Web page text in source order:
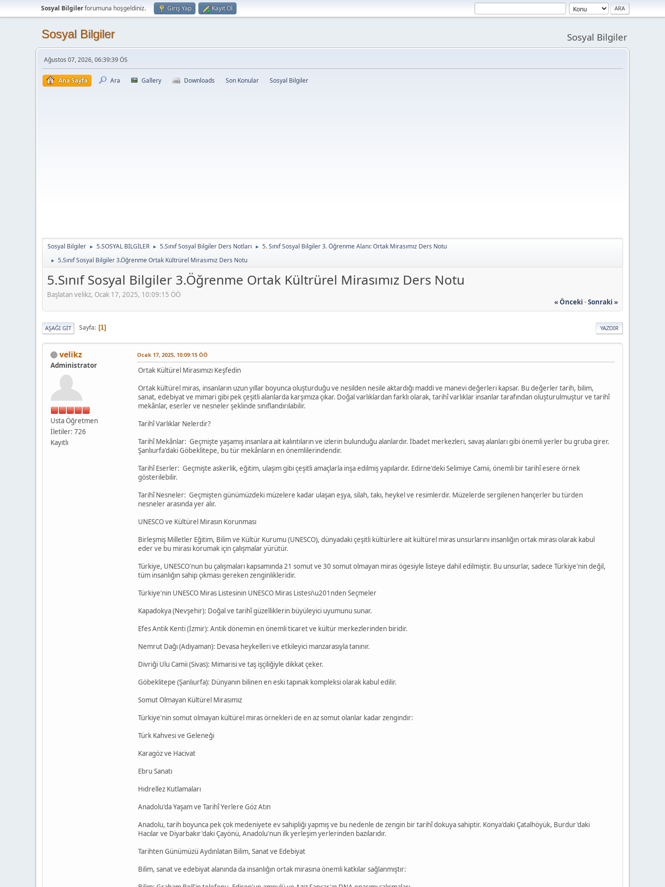
Sosyal Bilgilerforumuna hoşgeldiniz. Giriş Yap Kayıt Ol
Sosyal Bilgiler Sosyal Bilgiler
Ağustos 07, 2026, 06:39:39 ÖS
Ana Sayfa Ara Gallery Downloads Son Konular Sosyal Bilgiler
Sosyal Bilgiler ► 5.SOSYAL BİLGİLER ► 5.Sınıf Sosyal Bilgiler Ders Notları ► 5. Sınıf Sosyal Bilgiler 3. Öğrenme Alanı: Ortak Mirasımız Ders Notu
► 5.Sınıf Sosyal Bilgiler 3.Öğrenme Ortak Kültrürel Mirasımız Ders Notu
5.Sınıf Sosyal Bilgiler 3.Öğrenme Ortak Kültrürel Mirasımız Ders Notu
Başlatan velikz, Ocak 17, 2025, 10:09:15 ÖÖ
« Önceki -Sonraki »
YAZDIR
AŞAĞI GIT Sayfa 1
velikz
Administrator
Usta Öğretmen
İletiler: 726
Kayıtlı
Ocak 17, 2025, 10:09:15 ÖÖ
Ortak Kültürel Mirasımızı Keşfedin
Ortak kültürel miras, insanların uzun yıllar boyunca oluşturduğu ve nesilden nesile aktardığı maddi ve manevi değerleri kapsar. Bu değerler tarih, bilim,
sanat, edebiyat ve mimari gibi pek çeşitli alanlarda karşımıza çıkar. Doğal varlıklardan farklı olarak, tarihî varlıklar insanlar tarafından oluşturulmuştur ve tarihî
mekânlar, eserler ve nesneler şeklinde sınıflandırılabilir.
Tarihî Varlıklar Nelerdir?
Tarihî Mekânlar: Geçmişte yaşamış insanlara ait kalıntıların ve izlerin bulunduğu alanlardır. İbadet merkezleri, savaş alanları gibi önemli yerler bu gruba girer.
Şanlıurfa'daki Göbeklitepe, bu tür mekânların en önemlilerindendir.
Tarihî Eserler: Geçmişte askerlik, eğitim, ulaşım gibi çeşitli amaçlarla inşa edilmiş yapılardır. Edirne'deki Selimiye Camii, önemli bir tarihî esere örnek
gösterilebilir.
Tarihî Nesneler: Geçmişten günümüzdeki müzelere kadar ulaşan eşya, silah, takı, heykel ve resimlerdir. Müzelerde sergilenen hançerler bu türden
nesneler arasında yer alır.
UNESCO ve Kültürel Mirasın Korunması
Birleşmiş Milletler Eğitim, Bilim ve Kültür Kurumu (UNESCO), dünyadaki çeşitli kültürlere ait kültürel miras unsurlarını insanlığın ortak mirası olarak kabul
eder ve bu mirası korumak için çalışmalar yürütür.
Türkiye, UNESCO'nun bu çalışmaları kapsamında 21 somut ve 30 somut olmayan miras ögesiyle listeye dahil edilmiştir. Bu unsurlar, sadece Türkiye'nin değil,
tüm insanlığın sahip çıkması gereken zenginlikleridir.
Türkiye'nin UNESCO Miras Listesinin UNESCO Miras Listesi\u201nden Seçmeler
Kapadokya (Nevşehir): Doğal ve tarihî güzelliklerin büyüleyici uyumunu sunar.
Efes Antik Kenti (İzmir): Antik dönemin en önemli ticaret ve kültür merkezlerinden biridir.
Nemrut Dağı (Adıyaman): Devasa heykelleri ve etkileyici manzarasıyla tanınır.
Divriği Ulu Camii (Sivas): Mimarisi ve taş işçiliğiyle dikkat çeker.
Göbeklitepe (Şanlıurfa): Dünyanın bilinen en eski tapınak kompleksi olarak kabul edilir.
Somut Olmayan Kültürel Mirasımız
Türkiye'nin somut olmayan kültürel miras örnekleri de en az somut olanlar kadar zengindir:
Türk Kahvesi ve Geleneği
Karagöz ve Hacivat
Ebru Sanatı
Hıdrellez Kutlamaları
Anadolu'da Yaşam ve Tarihî Yerlere Göz Atın
Anadolu, tarih boyunca pek çok medeniyete ev sahipliği yapmış ve bu nedenle de zengin bir tarihî dokuya sahiptir. Konya'daki Çatalhöyük, Burdur'daki
Hacılar ve Diyarbakır'daki Çayönü, Anadolu'nun ilk yerleşim yerlerinden bazılarıdır.
Tarihten Günümüzü Aydınlatan Bilim, Sanat ve Edebiyat
Bilim, sanat ve edebiyat alanında da insanlığın ortak mirasına önemli katkılar sağlanmıştır: